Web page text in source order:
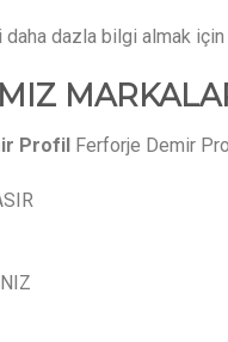
dazla bilgi almak için
Profil Ferforje Demir